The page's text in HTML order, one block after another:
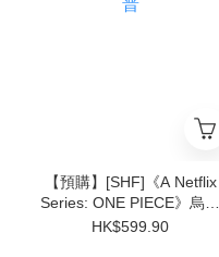
【預購】[SHF]《A Netflix
Series: ONE PIECE》烏索
普
HK$599.90